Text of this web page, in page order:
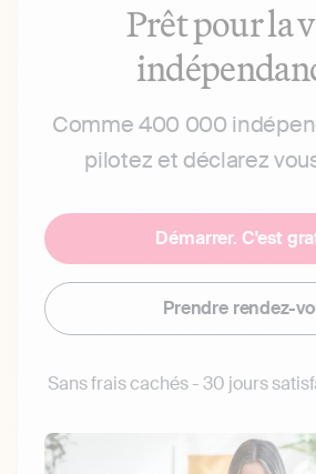
Prêt pour la
Comme 400 000
pilotez et déclarez
Démarrer. C'est
Prendre rendez-
Sans frais cachés - 30 jours